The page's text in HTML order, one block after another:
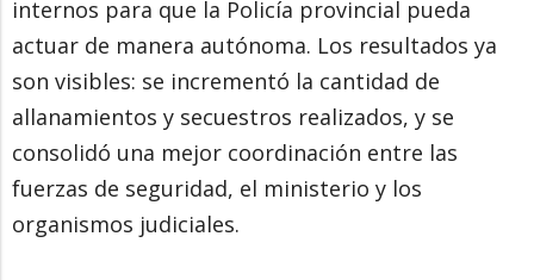
internos para que la Policía provincial pueda
actuar de manera autónoma. Los resultados ya
son visibles: se incrementó la cantidad de
allanamientos y secuestros realizados, y se
consolidó una mejor coordinación entre las
fuerzas de seguridad, el ministerio y los
organismos judiciales.